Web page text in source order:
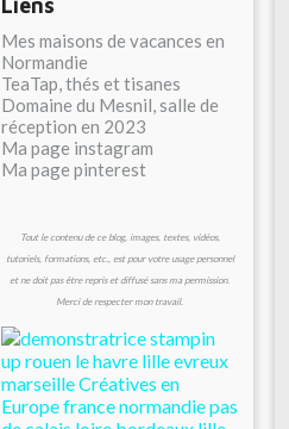
Liens
Mes maisons de vacances en
Normandie
TeaTap, thés et tisanes
Domaine du Mesnil, salle de
réception en 2023
Ma page instagram
Ma page pinterest
Tout le contenu de ce blog, images, textes, vidéos,
tutoriels, formations, etc., est pour votre usage personnel
et ne doit pas être repris et diffusé sans ma permission.
Merci de respecter mon travail.